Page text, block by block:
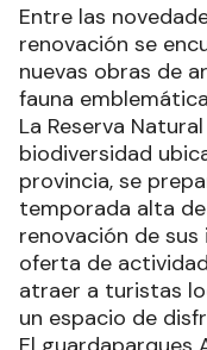
Entre las
renovación se
nuevas obras de
fauna
La Reserva
biodiversidad
provincia, se
temporada alta
renovación de
oferta de
atraer a turistas
un espacio de